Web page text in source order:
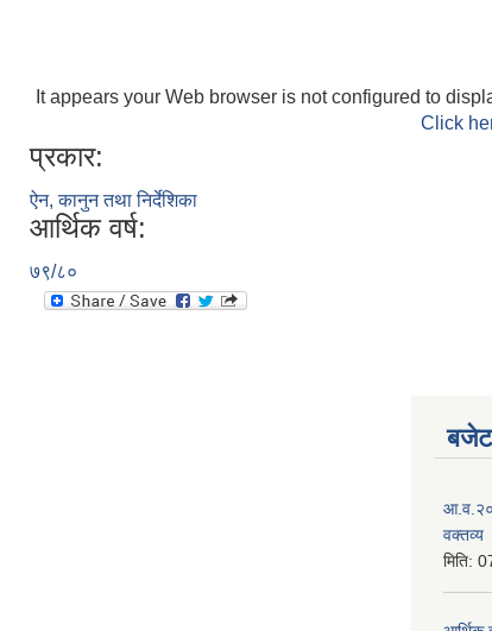
It appears your Web browser is not configured to
Click
प्रकार:
ऐन, कानुन तथा निर्देशिका
आर्थिक वर्ष:
७९/८०
बजेट
वक्तव्य
मिति: